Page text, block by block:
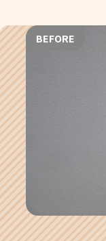
BEFORE